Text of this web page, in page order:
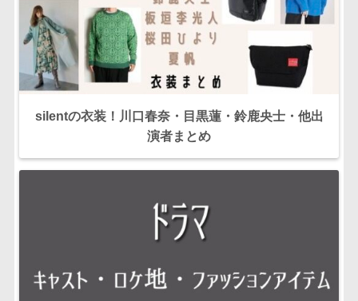
silentの衣装！川口春奈・目黒蓮・鈴鹿央士・他出
演者まとめ